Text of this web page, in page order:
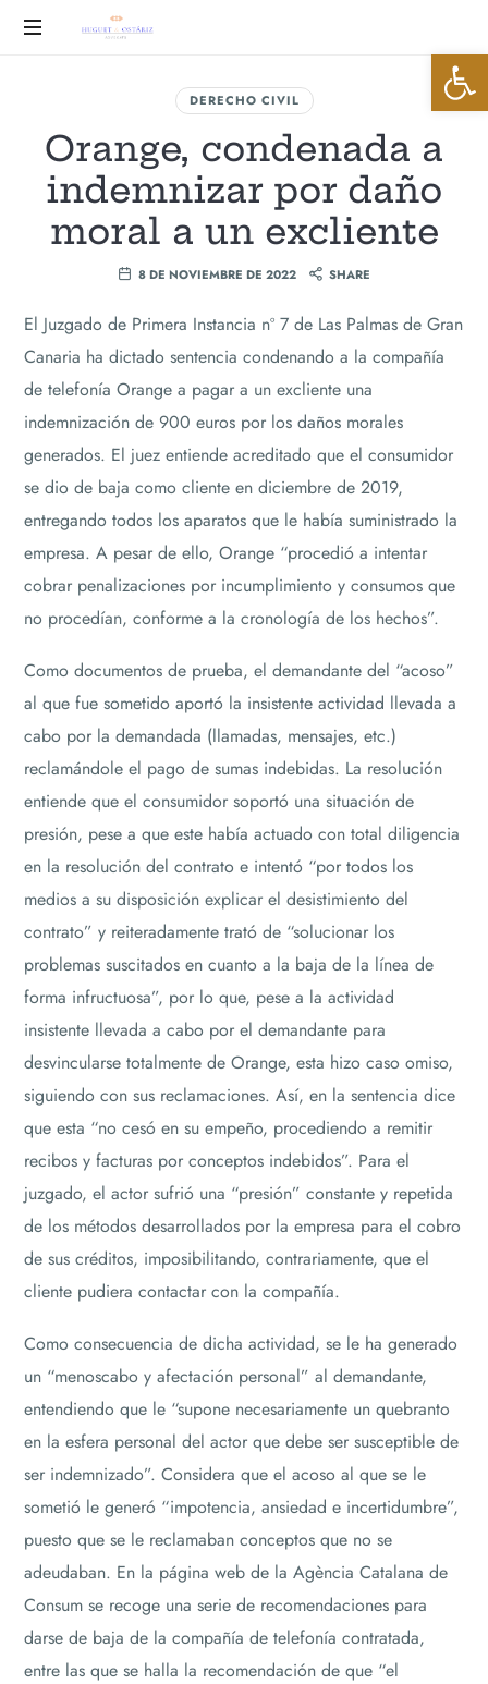
Huguet
Ostáriz
DERECHO CIVIL
Orange, condenada a
indemnizar por daño
moral a un excliente
8 DE NOVIEMBRE DE 2022 SHARE
El Juzgado de Primera Instancia nº 7 de Las Palmas de Gran
Canaria ha dictado sentencia condenando a la compañía
de telefonía Orange a pagar a un excliente una
indemnización de 900 euros por los daños morales
generados. El juez entiende acreditado que el consumidor
se dio de baja como cliente en diciembre de 2019,
entregando todos los aparatos que le había suministrado la
empresa. A pesar de ello, Orange “procedió a intentar
cobrar penalizaciones por incumplimiento y consumos que
no procedían, conforme a la cronología de los hechos”.
Como documentos de prueba, el demandante del “acoso”
al que fue sometido aportó la insistente actividad llevada a
cabo por la demandada (llamadas, mensajes, etc.)
reclamándole el pago de sumas indebidas. La resolución
entiende que el consumidor soportó una situación de
presión, pese a que este había actuado con total diligencia
en la resolución del contrato e intentó “por todos los
medios a su disposición explicar el desistimiento del
contrato” y reiteradamente trató de “solucionar los
problemas suscitados en cuanto a la baja de la línea de
forma infructuosa”, por lo que, pese a la actividad
insistente llevada a cabo por el demandante para
desvincularse totalmente de Orange, esta hizo caso omiso,
siguiendo con sus reclamaciones. Así, en la sentencia dice
que esta “no cesó en su empeño, procediendo a remitir
recibos y facturas por conceptos indebidos”. Para el
juzgado, el actor sufrió una “presión” constante y repetida
de los métodos desarrollados por la empresa para el cobro
de sus créditos, imposibilitando, contrariamente, que el
cliente pudiera contactar con la compañía.
Como consecuencia de dicha actividad, se le ha generado
un “menoscabo y afectación personal” al demandante,
entendiendo que le “supone necesariamente un quebranto
en la esfera personal del actor que debe ser susceptible de
ser indemnizado”. Considera que el acoso al que se le
sometió le generó “impotencia, ansiedad e incertidumbre”,
puesto que se le reclamaban conceptos que no se
adeudaban. En la página web de la Agència Catalana de
Consum se recoge una serie de recomendaciones para
darse de baja de la compañía de telefonía contratada,
entre las que se halla la recomendación de que “el
Abrir